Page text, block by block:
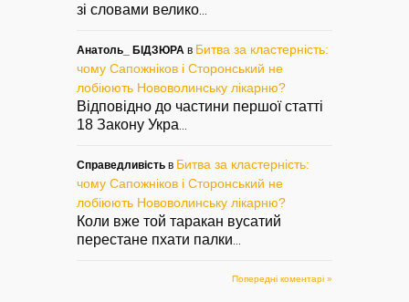
зі словами велико
Анатоль_ БІДЗЮРА в Битва за кластерність:
чому Сапожніков і Сторонський не
лобіюють Нововолинську лікарню?
Відповідно до частини першої статті
18 Закону Укра
Справедливість в Битва за кластерність:
чому Сапожніков і Сторонський не
лобіюють Нововолинську лікарню?
Коли вже той таракан вусатий
перестане пхати палки
Попередні коментарі »